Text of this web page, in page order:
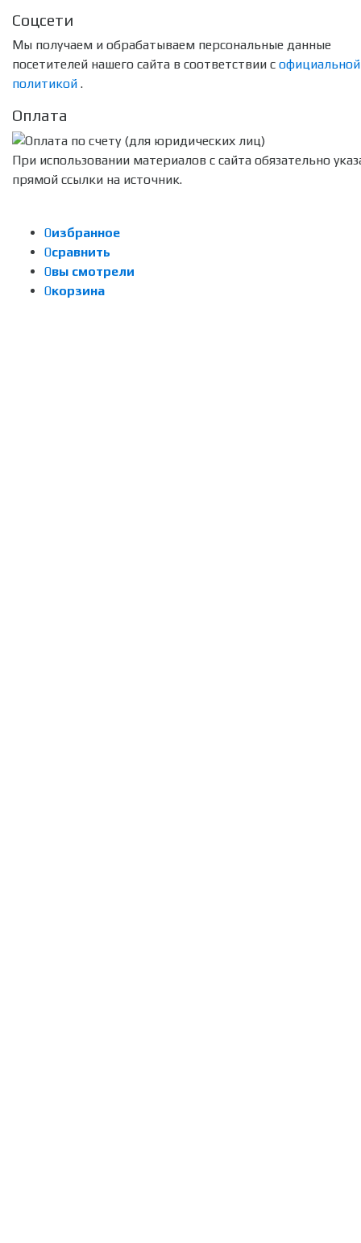
Соцсети
Мы получаем и обрабатываем персональные данные
посетителей нашего сайта в соответствии с официальной
политикой .
Оплата
При использовании материалов с сайта обязательно
прямой ссылки на источник.
0избранное
0сравнить
0вы смотрели
0корзина